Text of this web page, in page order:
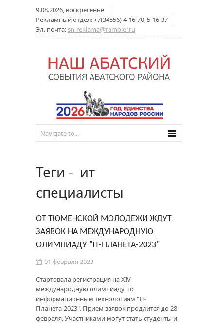
9.08.2026, воскресенье
Рекламный отдел: +7(34556) 4-16-70, 5-16-37
Эл. почта: sn-reklama@rambler.ru
Теги - ит
специалисты
ОТ ТЮМЕНСКОЙ МОЛОДЕЖИ ЖДУТ
ЗАЯВОК НА МЕЖДУНАРОДНУЮ
ОЛИМПИАДУ "IT-ПЛАНЕТА-2023"
01 февраля 2023
Стартовала регистрация на XIV
международную олимпиаду по
информационным технологиям "IT-
Планета-2023". Прием заявок продлится до 28
февраля. Участниками могут стать студенты и